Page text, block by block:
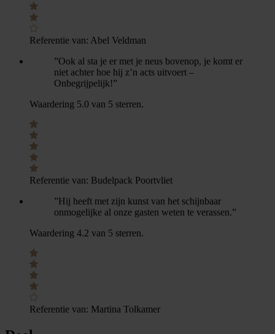
Referentie van: Abel Veldman
”Ook al sta je er met je neus bovenop, je komt er
niet achter hoe hij z’n acts uitvoert –
Onbegrijpelijk!”
Waardering 5.0 van 5 sterren.
Referentie van: Budelpack Poortvliet
”Hij heeft met zijn kunst van het schijnbaar
onmogelijke al onze gasten weten te verassen.”
Waardering 4.2 van 5 sterren.
Referentie van: Martina Tolkamer